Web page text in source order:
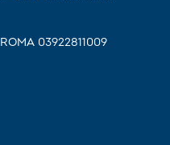
03922811009